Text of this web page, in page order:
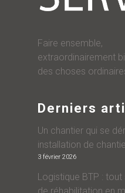
Faire ensemble,
extraordinairement
des choses
Derniers
Un chantier qui se
installation de
3 février 2026
Logistique BTP :
de réhabilitation en